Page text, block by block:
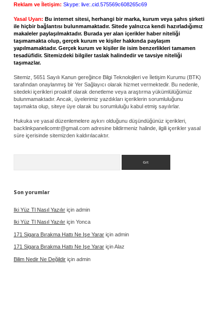
Reklam ve İletişim: Skype: live:.cid.575569c608265c69
Yasal Uyarı: Bu internet sitesi, herhangi bir marka, kurum veya şahıs şirketi
ile hiçbir bağlantısı bulunmamaktadır. Sitede yalnızca kendi hazırladığımız
makaleler paylaşılmaktadır. Burada yer alan içerikler haber niteliği
taşımamakta olup, gerçek kurum ve kişiler hakkında paylaşım
yapılmamaktadır. Gerçek kurum ve kişiler ile isim benzerlikleri tamamen
tesadüfidir. Sitemizdeki bilgiler taslak halindedir ve tavsiye niteliği
taşımazlar.
Sitemiz, 5651 Sayılı Kanun gereğince Bilgi Teknolojileri ve İletişim Kurumu (BTK)
tarafından onaylanmış bir Yer Sağlayıcı olarak hizmet vermektedir. Bu nedenle,
sitedeki içerikleri proaktif olarak denetleme veya araştırma yükümlülüğümüz
bulunmamaktadır. Ancak, üyelerimiz yazdıkları içeriklerin sorumluluğunu
taşımakta olup, siteye üye olarak bu sorumluluğu kabul etmiş sayılırlar.
Hukuka ve yasal düzenlemelere aykırı olduğunu düşündüğünüz içerikleri,
backlinkpanelicomtr@gmail.com adresine bildirmeniz halinde, ilgili içerikler yasal
süre içerisinde sitemizden kaldırılacaktır.
Son yorumlar
Iki Yüz Tl Nasıl Yazılır için admin
Iki Yüz Tl Nasıl Yazılır için Yonca
171 Sigara Bırakma Hattı Ne Işe Yarar için admin
171 Sigara Bırakma Hattı Ne Işe Yarar içinAlaz
Bilim Nedir Ne Değildir için admin